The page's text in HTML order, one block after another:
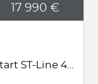
17 990 €
1.5 Flexifuel-E85 150ch Stop&Start ST-Line 4x2 BVA Euro6.2